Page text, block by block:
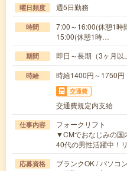
曜日頻度 週5日勤務
時間
7:00～16:00(休憩1時
15:00(休憩1時…
期間 即日～長期（3ヶ月
時給 時給1400円～1750円
交通費
交通費規定内支給
仕事内容
フォークリフト
▼CMでおなじみの国
40代の男性活躍中！
応募資格
ブランクOK / パソコ